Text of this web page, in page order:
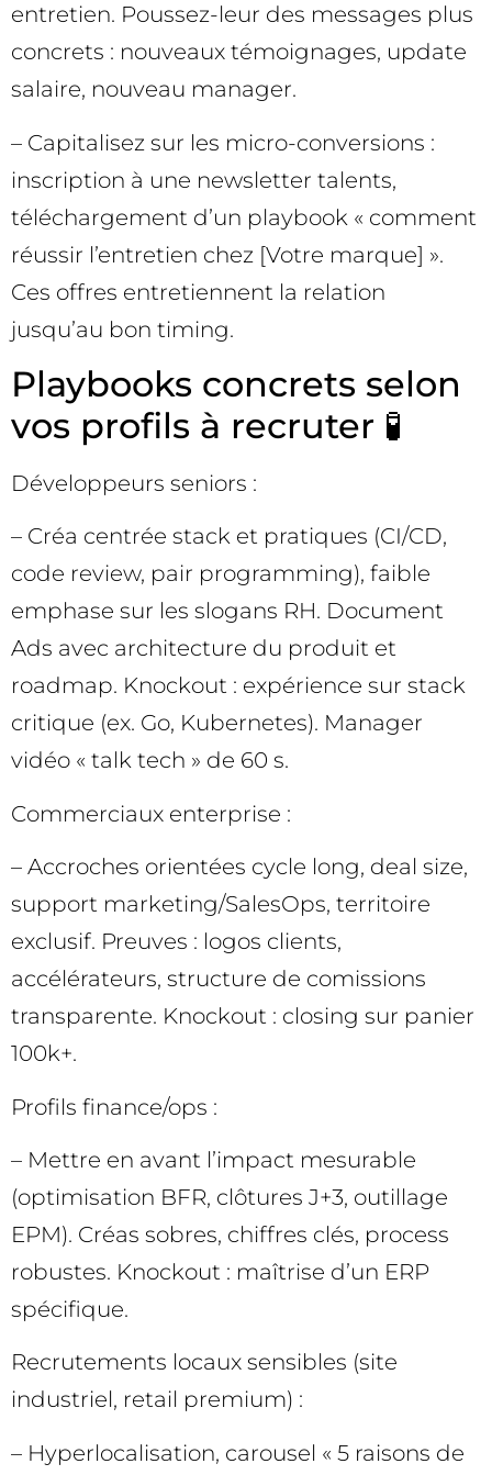
entretien. Poussez-leur des messages plus
concrets : nouveaux témoignages, update
salaire, nouveau manager.
– Capitalisez sur les micro-conversions :
inscription à une newsletter talents,
téléchargement d’un playbook « comment
réussir l’entretien chez [Votre marque] ».
Ces offres entretiennent la relation
jusqu’au bon timing.
Playbooks concrets selon
vos profils à recruter 🧪
Développeurs seniors :
– Créa centrée stack et pratiques (CI/CD,
code review, pair programming), faible
emphase sur les slogans RH. Document
Ads avec architecture du produit et
roadmap. Knockout : expérience sur stack
critique (ex. Go, Kubernetes). Manager
vidéo « talk tech » de 60 s.
Commerciaux enterprise :
– Accroches orientées cycle long, deal size,
support marketing/SalesOps, territoire
exclusif. Preuves : logos clients,
accélérateurs, structure de comissions
transparente. Knockout : closing sur panier
100k+.
Profils finance/ops :
– Mettre en avant l’impact mesurable
(optimisation BFR, clôtures J+3, outillage
EPM). Créas sobres, chiffres clés, process
robustes. Knockout : maîtrise d’un ERP
spécifique.
Recrutements locaux sensibles (site
industriel, retail premium) :
– Hyperlocalisation, carousel « 5 raisons de